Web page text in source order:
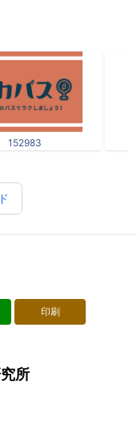
152983
印刷
所